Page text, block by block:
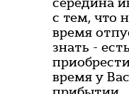
с тем, что
время
знать -
время у